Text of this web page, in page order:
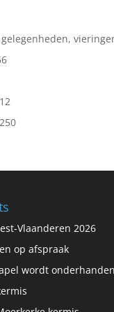
56
22
producten
5050
Vlaanderen 2026
op afspraak
wordt